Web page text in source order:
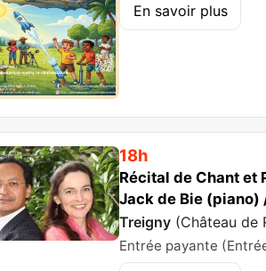
En savoir plus
18h
Récital de Chant et
Jack de Bie (piano)
Treigny (Château de
Entrée payante